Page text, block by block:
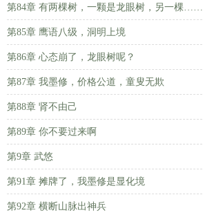
第84章 有两棵树，一颗是龙眼树，另一棵……
第85章 鹰语八级，洞明上境
第86章 心态崩了，龙眼树呢？
第87章 我墨修，价格公道，童叟无欺
第88章 肾不由己
第89章 你不要过来啊
第9章 武悠
第91章 摊牌了，我墨修是显化境
第92章 横断山脉出神兵